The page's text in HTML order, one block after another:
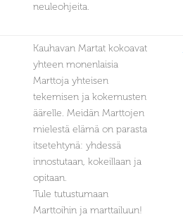
neuleohjeita.
Kauhavan Martat kokoavat
yhteen monenlaisia
Marttoja yhteisen
tekemisen ja kokemusten
äärelle. Meidän Marttojen
mielestä elämä on parasta
itsetehtynä: yhdessä
innostutaan, kokeillaan ja
opitaan.
Tule tutustumaan
Marttoihin ja marttailuun!